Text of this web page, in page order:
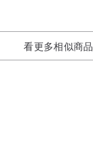
看更多相似商品